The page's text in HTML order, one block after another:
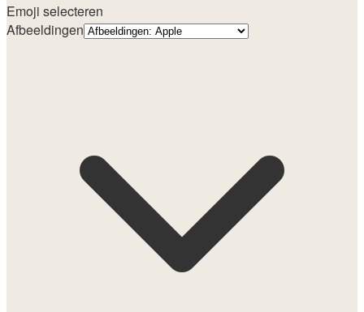
Emoji selecteren
Afbeeldingen